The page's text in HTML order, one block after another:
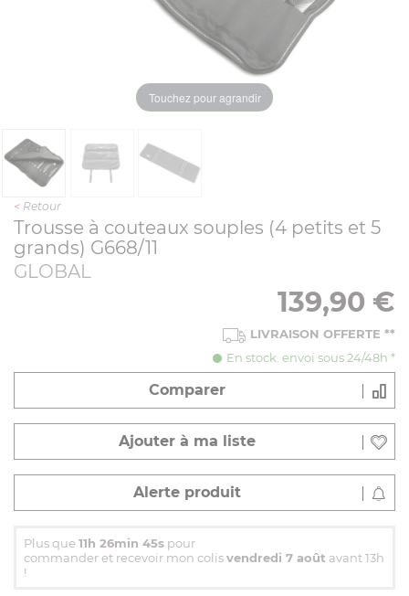
Touchez pour agrandir
< Retour
Trousse à couteaux souples (4 petits et 5
grands) G668/11
GLOBAL
139,90 €
LIVRAISON OFFERTE **
En stock. envoi sous 24/48h *
Comparer
Ajouter à ma liste
Alerte produit
Plus que 11h 26min 44s pour
commander et recevoir mon colisvendredi 7 août avant 13h
!